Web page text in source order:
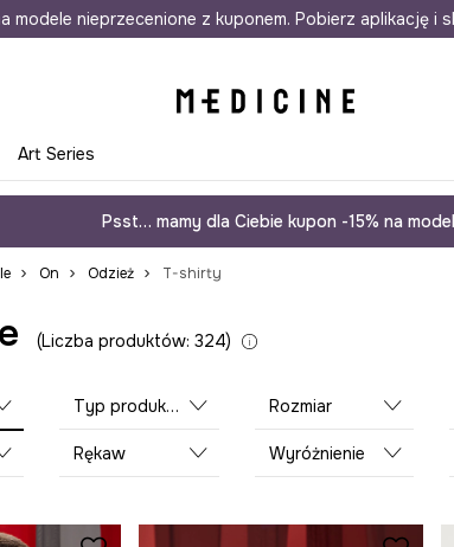
w 24h Darmowa dostawa do salonów
modele nieprzecenione z kuponem. Pobierz aplikację i
Art Series
Psst… mamy dla Ciebie kupon -15% na
On Odzież T-shirty
Liczba produktów: 324
Typ produktu Rozmiar
Rękaw Wyróżnienie